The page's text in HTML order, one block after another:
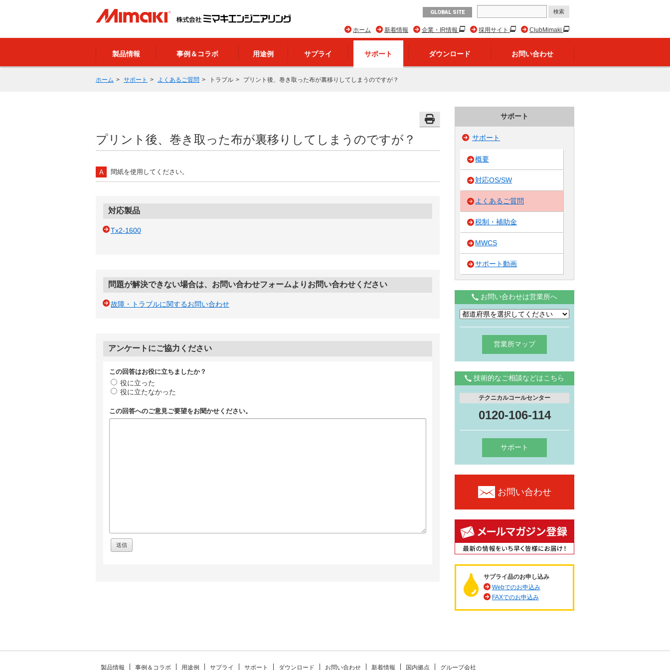
GLOBAL SITE
ClubMimaki
採用サイト
企業・IR情報
新着情報
ホーム
製品情報 事例＆コラボ 用途例 サプライ サポート ダウンロード お問い合わせ
ホーム サポート よくあるご質問 トラブル プリント後、巻き取った布が裏移りしてしまうのですが？
プリント後、巻き取った布が裏移りしてしまうのですが？
間紙を使用してください。
対応製品
Tx2-1600
問題が解決できない場合は、お問い合わせフォームよりお問い合わせください
故障・トラブルに関するお問い合わせ
アンケートにご協力ください
この回答はお役に立ちましたか？
役に立った
役に立たなかった
この回答へのご意見ご要望をお聞かせください。
サポート
サポート
概要
対応OS/SW
よくあるご質問
税制・補助金
MWCS
サポート動画
お問い合わせは営業所へ
営業所マップ
技術的なご相談などはこちら
テクニカルコールセンター
0120-106-114
サポート
お問い合わせ
サプライ品のお申し込み
Webでのお申込み
FAXでのお申込み
製品情報 事例＆コラボ 用途例 サプライ サポート ダウンロード お問い合わせ 新着情報 国内拠点 グループ会社